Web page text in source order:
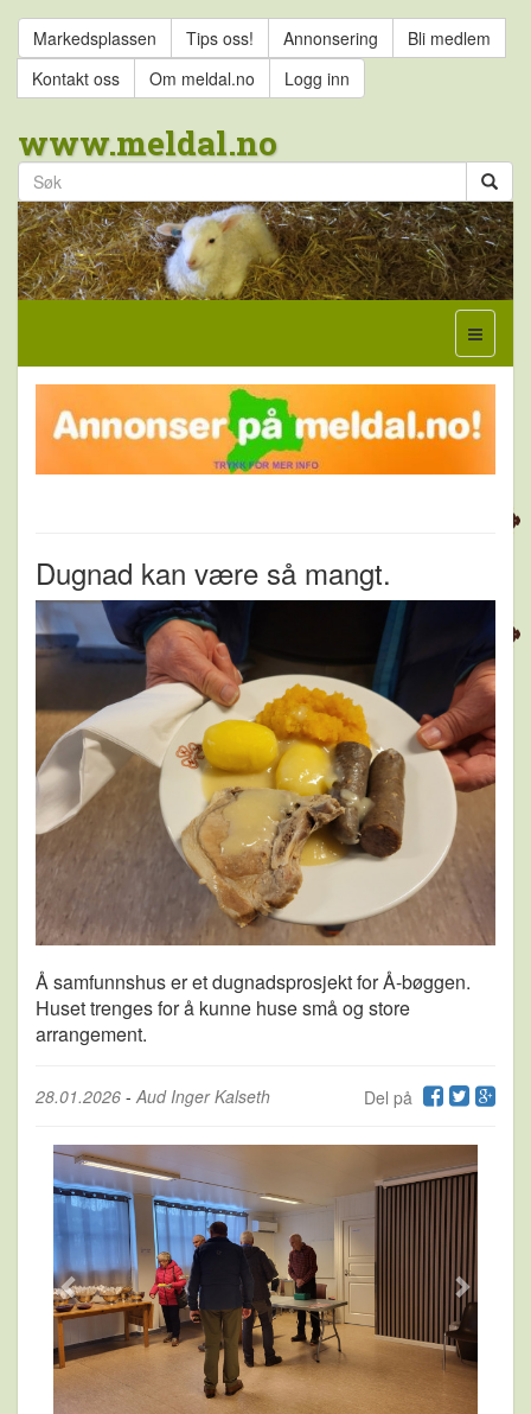
Markedsplassen Tips oss! Annonsering
Bli medlem
Kontakt oss
Om meldal.no Logg inn
www.meldal.no
Dugnad kan være så mangt.
Å samfunnshus er et dugnadsprosjekt for Å-bøggen.
Huset trenges for å kunne huse små og store
arrangement.
Del på
28.01.2026 - Aud Inger Kalseth